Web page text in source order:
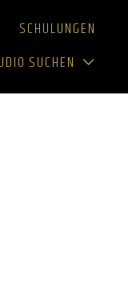
SCHULUNGEN
SUCHEN